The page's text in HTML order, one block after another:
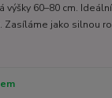
výšky 60–80 cm.
Zasíláme jako silnou